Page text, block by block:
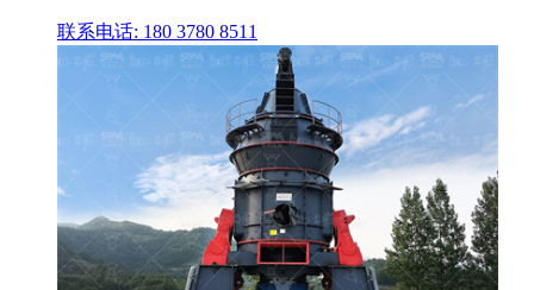
联系电话: 180 3780 8511